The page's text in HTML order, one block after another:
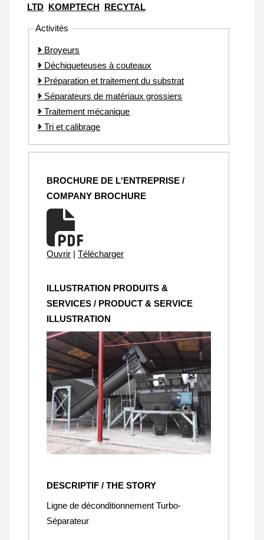
LTD KOMPTECH RECYTAL
Activités
Broyeurs
Déchiqueteuses à couteaux
Préparation et traitement du substrat
Séparateurs de matériaux grossiers
Traitement mécanique
Tri et calibrage
BROCHURE DE L'ENTREPRISE /
COMPANY BROCHURE
Ouvrir | Télécharger
ILLUSTRATION PRODUITS &
SERVICES / PRODUCT & SERVICE
ILLUSTRATION
DESCRIPTIF / THE STORY
Ligne de déconditionnement Turbo-
Séparateur